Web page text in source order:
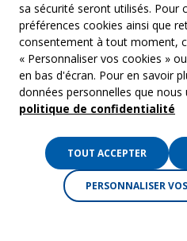
Mentions
Gestion
Crédits :
sa sécurité seront utilisés. Pour
préférences cookies ainsi que
consentement à tout moment,
« Personnaliser vos cookies »
en bas d'écran. Pour en savoir
données personnelles que nous
politique de confidentialité
TOUT ACCEPTER
PERSONNALISER